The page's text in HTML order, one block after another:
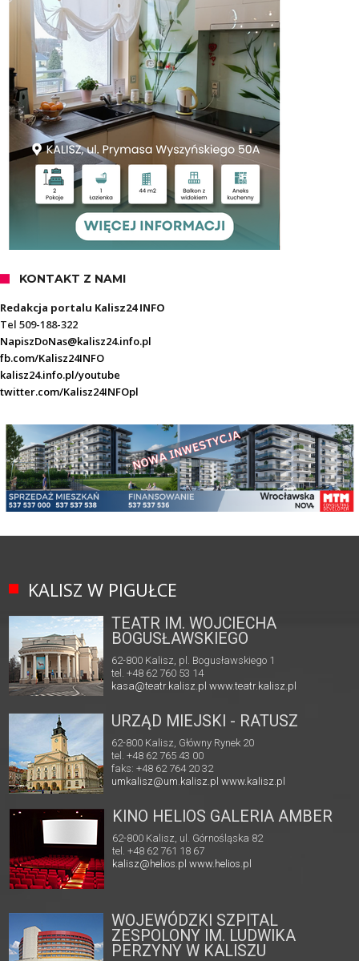
KONTAKT Z NAMI
Redakcja portalu Kalisz24 INFO
Tel 509-188-322
NapiszDoNas@kalisz24.info.pl
fb.com/Kalisz24INFO
kalisz24.info.pl/youtube
twitter.com/Kalisz24INFOpl
KALISZ W PIGUŁCE
TEATR IM. WOJCIECHA
BOGUSŁAWSKIEGO
62-800 Kalisz, pl. Bogusławskiego 1
tel. +48 62 760 53 14
kasa@teatr.kalisz.pl www.teatr.kalisz.pl
URZĄD MIEJSKI - RATUSZ
62-800 Kalisz, Główny Rynek 20
tel. +48 62 765 43 00
faks: +48 62 764 20 32
umkalisz@um.kalisz.plwww.kalisz.pl
KINO HELIOS GALERIA AMBER
62-800 Kalisz, ul. Górnośląska 82
tel. +48 62 761 18 67
kalisz@helios.pl www.helios.pl
WOJEWÓDZKI SZPITAL
ZESPOLONY IM. LUDWIKA
PERZYNY W KALISZU